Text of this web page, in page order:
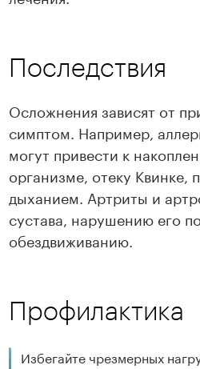
Последствия
Осложнения зависят от
симптом. Например,
могут привести к
организме, отеку Квинке,
дыханием. Артриты и
сустава, нарушению его
обездвиживанию.
Профилактика
Избегайте чрезмерных